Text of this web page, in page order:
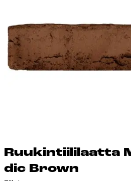
Pönttö -ja kaakeliuunit
Leivin -ja lämpiöuunit
Hellat
Kiertoilmatakat ja kamiinat
Kotikäynti
Ruu­kin­tii­li­laat­ta
dic Brown